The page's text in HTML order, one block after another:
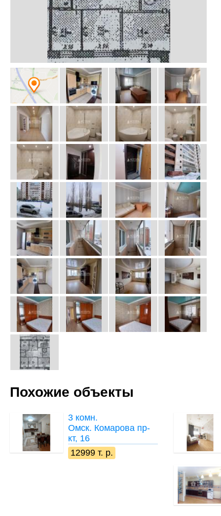
Похожие объекты
3 комн.
Омск. Комарова пр-
кт, 16
12999 т. р.